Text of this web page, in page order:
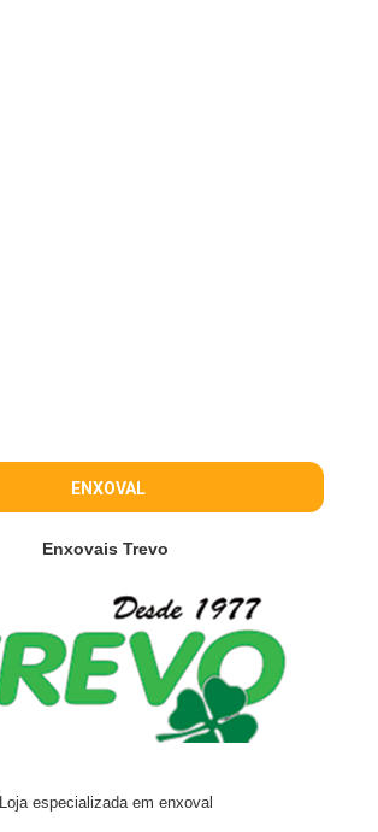
ENXOVAL
Enxovais Trevo
Loja especializada em enxoval